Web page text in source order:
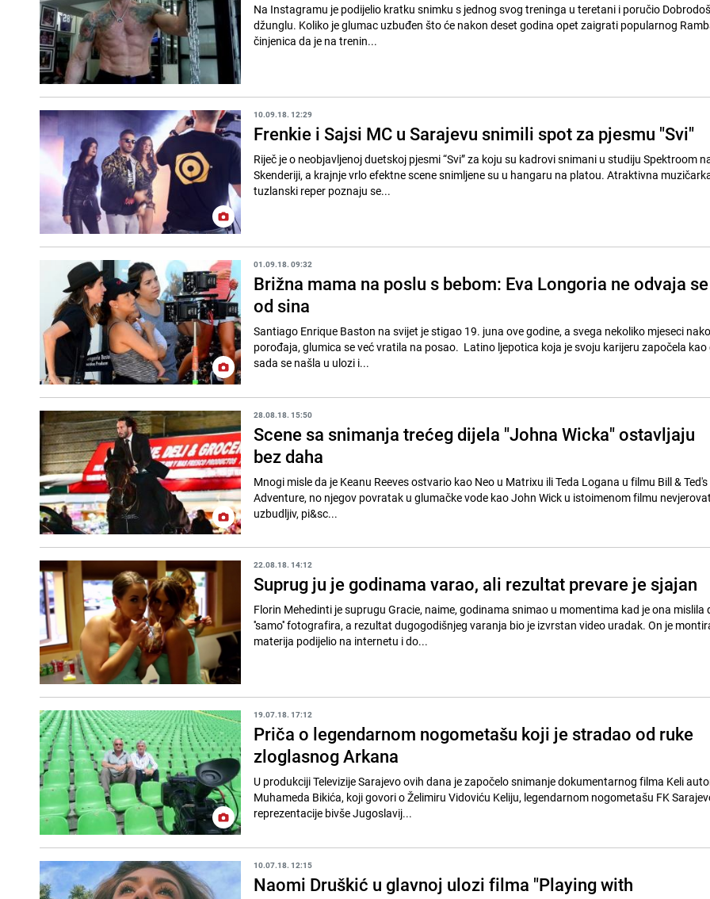
Na Instagramu je podijelio kratku snimku s jednog svog treninga u teretani i poručio
džunglu. Koliko je glumac uzbuđen što će nakon deset godina opet zaigrati popularnog
činjenica da je na trenin...
10.09.18. 12:29
Frenkie i Sajsi MC u Sarajevu snimili spot za pjesmu "Svi"
Riječ je o neobjavljenoj duetskoj pjesmi “Svi” za koju su kadrovi snimani u studiju Spektroom
Skenderiji, a krajnje vrlo efektne scene snimljene su u hangaru na platou. Atraktivna
tuzlanski reper poznaju se...
01.09.18. 09:32
Brižna mama na poslu s bebom: Eva Longoria ne odvaja se
od sina
Santiago Enrique Baston na svijet je stigao 19. juna ove godine, a svega nekoliko mjeseci
porođaja, glumica se već vratila na posao. Latino ljepotica koja je svoju karijeru započela kao glumica,
sada se našla u ulozi i...
28.08.18. 15:50
Scene sa snimanja trećeg dijela "Johna Wicka" ostavljaju
bez daha
Mnogi misle da je Keanu Reeves ostvario kao Neo u Matrixu ili Teda Logana u filmu Bill & Ted's
Adventure, no njegov povratak u glumačke vode kao John Wick u istoimenom filmu
uzbudljiv, pi&sc...
22.08.18. 14:12
Suprug ju je godinama varao, ali rezultat prevare je sjajan
Florin Mehedinti je suprugu Gracie, naime, godinama snimao u momentima kad je ona mislila
''samo'' fotografira, a rezultat dugogodišnjeg varanja bio je izvrstan video uradak. On je
materija podijelio na internetu i do...
19.07.18. 17:12
Priča o legendarnom nogometašu koji je stradao od ruke
zloglasnog Arkana
U produkciji Televizije Sarajevo ovih dana je započelo snimanje dokumentarnog filma Keli
Muhameda Bikića, koji govori o Želimiru Vidoviću Keliju, legendarnom nogometašu FK
reprezentacije bivše Jugoslavij...
10.07.18. 12:15
Naomi Druškić u glavnoj ulozi filma "Playing with